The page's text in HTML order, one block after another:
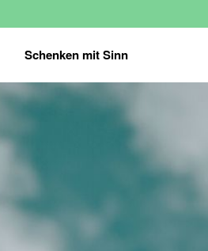
Schenken mit Sinn